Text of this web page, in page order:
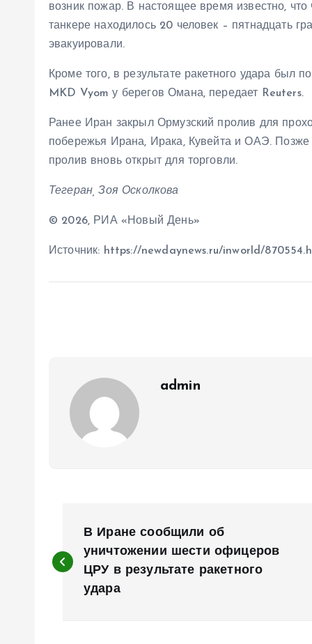
возник пожар. В настоящее время известно,
танкере находилось 20 человек – пятнадцать
эвакуировали.
Кроме того, в результате ракетного удара
MKD Vyom у берегов Омана, передает Reuters.
Ранее Иран закрыл Ормузский пролив для
побережья Ирана, Ирака, Кувейта и ОАЭ. Позже
пролив вновь открыт для торговли.
Тегеран, Зоя Осколкова
© 2026, РИА «Новый День»
Источник: https://newdaynews.ru/inworld/
admin
а
В Иране сообщили об
уничтожении шести офицеров
ЦРУ в результате ракетного
удара